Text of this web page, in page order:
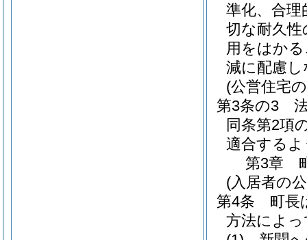
準化、合
切な耐久
用をはか
減に配慮
(公営住宅
第3条の3
同条第2項
適合する
第3章
(入居者の
第4条
町長
方法によ